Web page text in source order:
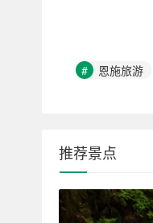
恩施旅游
推荐景点